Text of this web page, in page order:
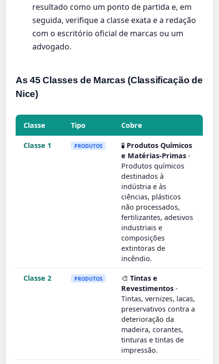
resultado como um ponto de partida e, em
seguida, verifique a classe exata e a redação
com o escritório oficial de marcas ou um
advogado.
As 45 Classes de Marcas (Classificação de
Nice)
Classe Tipo Cobre
Classe 1 PRODUTOS 🧪 Produtos Químicos
e Matérias-Primas -
Produtos químicos
destinados à
indústria e às
ciências, plásticos
não processados,
fertilizantes, adesivos
industriais e
composições
extintoras de
incêndio.
Classe 2 PRODUTOS 🎨Tintas e
Revestimentos -
Tintas, vernizes, lacas,
preservativos contra a
deterioração da
madeira, corantes,
tinturas e tintas de
impressão.